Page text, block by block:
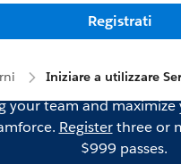
Registrati
Iniziare a utilizzare
your team and
Registerthree or
$999 passes.